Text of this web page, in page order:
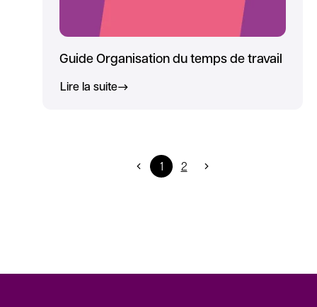
Guide Organisation du temps de travail
Lire la suite
1 2